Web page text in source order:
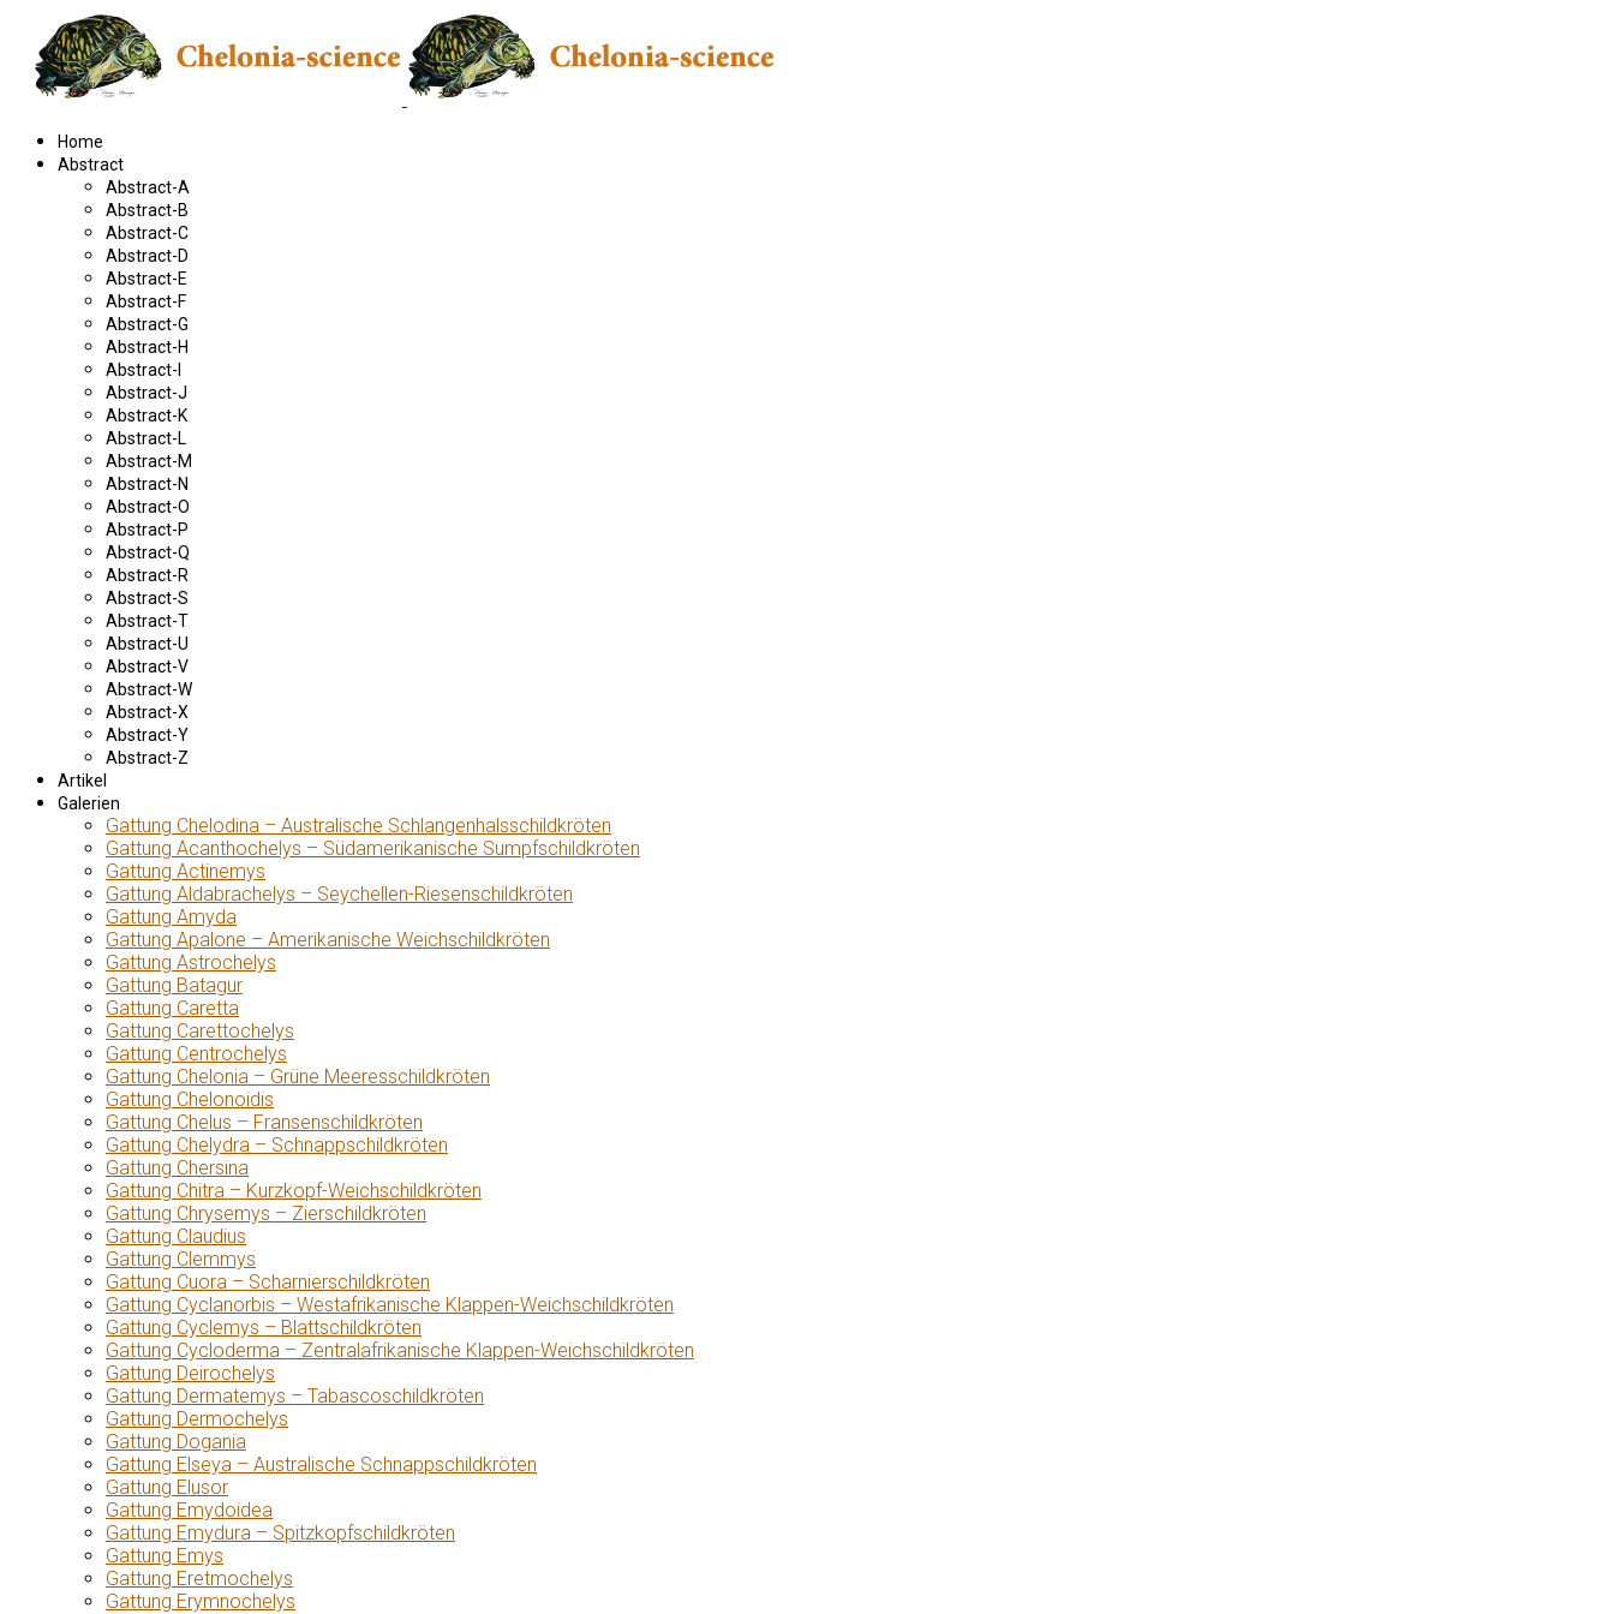
Home
Abstract
Abstract-A
Abstract-B
Abstract-C
Abstract-D
Abstract-E
Abstract-F
Abstract-G
Abstract-H
Abstract-I
Abstract-J
Abstract-K
Abstract-L
Abstract-M
Abstract-N
Abstract-O
Abstract-P
Abstract-Q
Abstract-R
Abstract-S
Abstract-T
Abstract-U
Abstract-V
Abstract-W
Abstract-X
Abstract-Y
Abstract-Z
Artikel
Galerien
Gattung Chelodina – Australische Schlangenhalsschildkröten
Gattung Acanthochelys – Südamerikanische Sumpfschildkröten
Gattung Actinemys
Gattung Aldabrachelys – Seychellen-Riesenschildkröten
Gattung Amyda
Gattung Apalone – Amerikanische Weichschildkröten
Gattung Astrochelys
Gattung Batagur
Gattung Caretta
Gattung Carettochelys
Gattung Centrochelys
Gattung Chelonia – Grüne Meeresschildkröten
Gattung Chelonoidis
Gattung Chelus – Fransenschildkröten
Gattung Chelydra – Schnappschildkröten
Gattung Chersina
Gattung Chitra – Kurzkopf-Weichschildkröten
Gattung Chrysemys – Zierschildkröten
Gattung Claudius
Gattung Clemmys
Gattung Cuora – Scharnierschildkröten
Gattung Cyclanorbis – Westafrikanische Klappen-Weichschildkröten
Gattung Cyclemys – Blattschildkröten
Gattung Cycloderma – Zentralafrikanische Klappen-Weichschildkröten
Gattung Deirochelys
Gattung Dermatemys – Tabascoschildkröten
Gattung Dermochelys
Gattung Dogania
Gattung Elseya – Australische Schnappschildkröten
Gattung Elusor
Gattung Emydoidea
Gattung Emydura – Spitzkopfschildkröten
Gattung Emys
Gattung Eretmochelys
Gattung Erymnochelys